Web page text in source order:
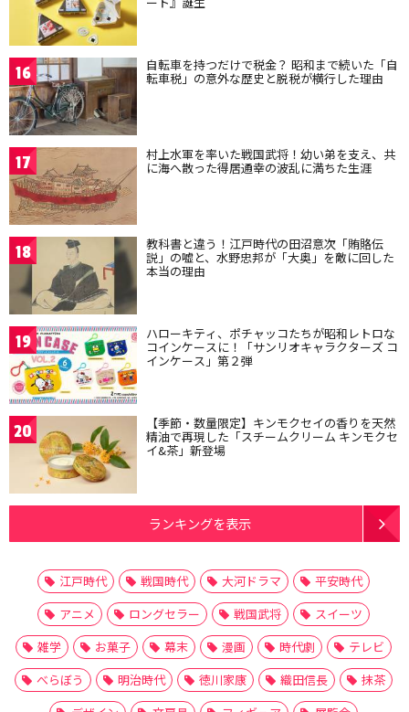
16 自転車を持つだけで税金？ 昭和まで続いた「自
転車税」の意外な歴史と脱税が横行した理由
17 村上水軍を率いた戦国武将！幼い弟を支え、共
に海へ散った得居通幸の波乱に満ちた生涯
18 教科書と違う！江戸時代の田沼意次「賄賂伝
説」の嘘と、水野忠邦が「大奥」を敵に回した
本当の理由
19 ハローキティ、ポチャッコたちが昭和レトロな
コインケースに！「サンリオキャラクターズ コ
インケース」第２弾
20 【季節・数量限定】キンモクセイの香りを天然
精油で再現した「スチームクリーム キンモクセ
イ&茶」新登場
ランキングを表示
江戸時代 戦国時代 大河ドラマ
平安時代
アニメ
ロングセラー 戦国武将
スイーツ
雑学
お菓子 幕末 漫画 時代劇
テレビ
べらぼう
明治時代 徳川家康 織田信長
抹茶